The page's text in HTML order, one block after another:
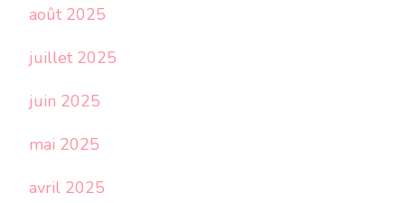
août 2025
juillet 2025
juin 2025
mai 2025
avril 2025